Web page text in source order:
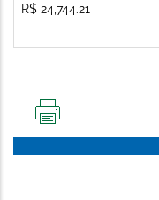
R$ 24,744.21
PÁGINA